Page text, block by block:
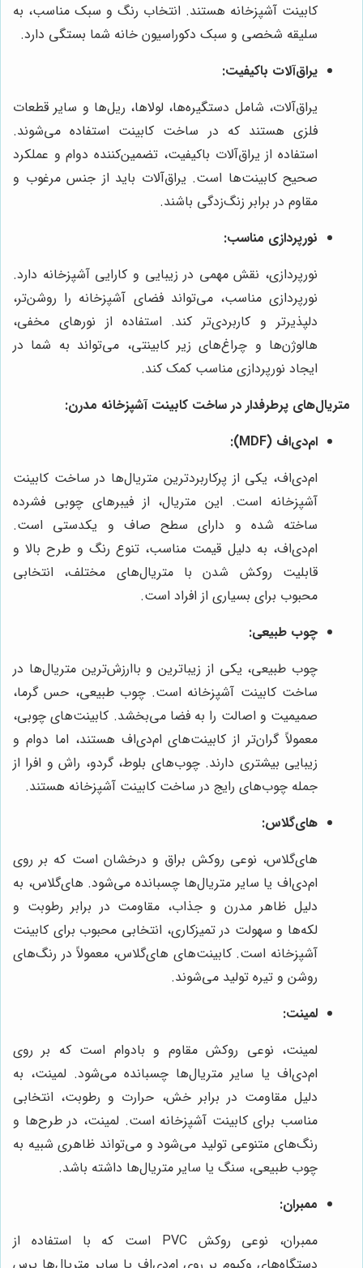
کابینت آشپزخانه هستند. انتخاب رنگ و سبک مناسب، به
سلیقه شخصی و سبک دکوراسیون خانه شما بستگی دارد.
یراق‌آلات باکیفیت:
یراق‌آلات، شامل دستگیره‌ها، لولاها، ریل‌ها و سایر قطعات
فلزی هستند که در ساخت کابینت استفاده می‌شوند.
استفاده از یراق‌آلات باکیفیت، تضمین‌کننده دوام و عملکرد
صحیح کابینت‌ها است. یراق‌آلات باید از جنس مرغوب و
مقاوم در برابر زنگ‌زدگی باشند.
نورپردازی مناسب:
نورپردازی، نقش مهمی در زیبایی و کارایی آشپزخانه دارد.
نورپردازی مناسب، می‌تواند فضای آشپزخانه را روشن‌تر،
دلپذیرتر و کاربردی‌تر کند. استفاده از نورهای مخفی،
هالوژن‌ها و چراغ‌های زیر کابینتی، می‌تواند به شما در
ایجاد نورپردازی مناسب کمک کند.
متریال‌های پرطرفدار در ساخت کابینت آشپزخانه مدرن:
ام‌دی‌اف (MDF):
ام‌دی‌اف، یکی از پرکاربردترین متریال‌ها در ساخت کابینت
آشپزخانه است. این متریال، از فیبرهای چوبی فشرده
ساخته شده و دارای سطح صاف و یکدستی است.
ام‌دی‌اف، به دلیل قیمت مناسب، تنوع رنگ و طرح بالا و
قابلیت روکش شدن با متریال‌های مختلف، انتخابی
محبوب برای بسیاری از افراد است.
چوب طبیعی:
چوب طبیعی، یکی از زیباترین و باارزش‌ترین متریال‌ها در
ساخت کابینت آشپزخانه است. چوب طبیعی، حس گرما،
صمیمیت و اصالت را به فضا می‌بخشد. کابینت‌های چوبی،
معمولاً گران‌تر از کابینت‌های ام‌دی‌اف هستند، اما دوام و
زیبایی بیشتری دارند. چوب‌های بلوط، گردو، راش و افرا از
جمله چوب‌های رایج در ساخت کابینت آشپزخانه هستند.
های‌گلاس:
های‌گلاس، نوعی روکش براق و درخشان است که بر روی
ام‌دی‌اف یا سایر متریال‌ها چسبانده می‌شود. های‌گلاس، به
دلیل ظاهر مدرن و جذاب، مقاومت در برابر رطوبت و
لکه‌ها و سهولت در تمیزکاری، انتخابی محبوب برای کابینت
آشپزخانه است. کابینت‌های های‌گلاس، معمولاً در رنگ‌های
روشن و تیره تولید می‌شوند.
لمینت:
لمینت، نوعی روکش مقاوم و بادوام است که بر روی
ام‌دی‌اف یا سایر متریال‌ها چسبانده می‌شود. لمینت، به
دلیل مقاومت در برابر خش، حرارت و رطوبت، انتخابی
مناسب برای کابینت آشپزخانه است. لمینت، در طرح‌ها و
رنگ‌های متنوعی تولید می‌شود و می‌تواند ظاهری شبیه به
چوب طبیعی، سنگ یا سایر متریال‌ها داشته باشد.
ممبران:
ممبران، نوعی روکش PVC است که با استفاده از